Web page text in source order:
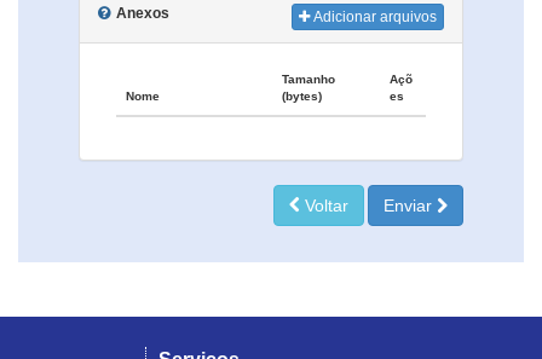
Anexos Adicionar arquivos
Nome
Tamanho
(bytes)
Açõ
es
Voltar Enviar